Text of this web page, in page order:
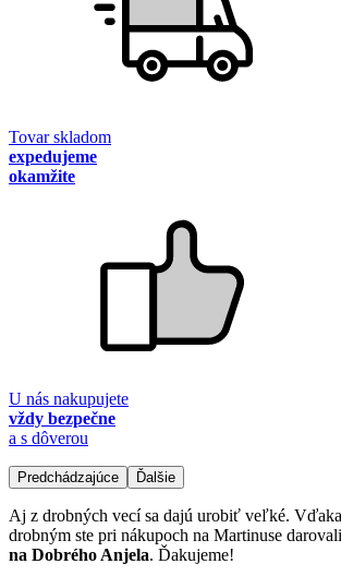
Tovar skladom
expedujeme
okamžite
U nás nakupujete
vždy bezpečne
a s dôverou
Predchádzajúce Ďalšie
Aj z drobných vecí sa dajú urobiť veľké.
drobným ste pri nákupoch na Martinuse
na Dobrého Anjela. Ďakujeme!